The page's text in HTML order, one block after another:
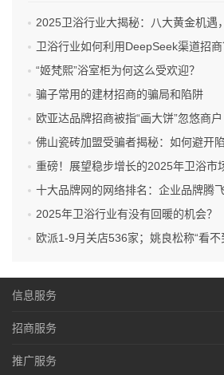
2025卫浴行业大揭秘：八大黄金机遇
卫浴行业如何利用DeepSeek渠道招商
“姬梵熙”浴室柜为何这么受欢迎？
骗子常用的建材招商的骗局和陷阱
欧亚达品牌招商被指“画大饼”忽悠商户
佛山瓷砖加盟受骗者揭秘：如何避开陷
重磅！展望稳步增长的2025年卫浴市
十大品牌网的网络排名：企业品牌腾
2025年卫浴行业有没有回暖的机会？
欧派1-9月关店536家；姚良松称“看
信息服务
营销服务
招商服务
营销服务
推广服务